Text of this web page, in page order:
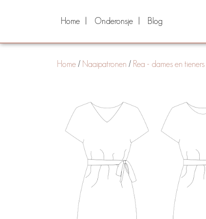
Home Onderonsje Blog
Home / Naaipatronen / Rea - dames en tieners